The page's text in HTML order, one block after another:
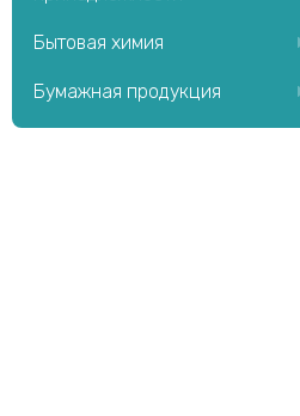
Бытовая химия
Бумажная продукция